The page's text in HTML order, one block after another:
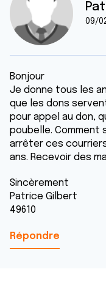
09/
Bonjour
Je donne tous les
que les dons
pour appel au don,
poubelle. Comment
arrêter ces
ans. Recevoir des
Sincèrement
Patrice Gilbert
49610
Répondre